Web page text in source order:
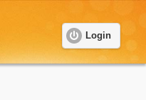
Login